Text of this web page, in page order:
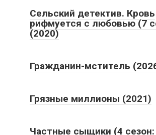
Сельский детектив. Кровь
рифмуется с любовью (7
(2020)
Гражданин-мститель
Грязные миллионы (2021)
Частные сыщики (4 сезон: